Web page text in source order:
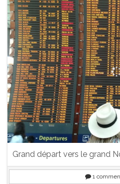
Grand départ vers le grand
1